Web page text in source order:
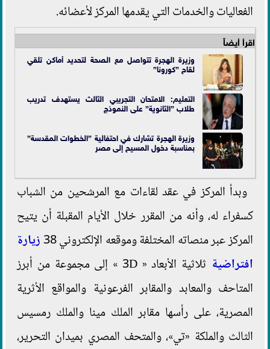
الفعاليات والخدمات التي يقدمها المركز لأعضائه.
اقرأ أيضاً
وزيرة الهجرة تتواصل مع الصحة لتحديد أماكن تلقي
لقاح ”كورونا”
التعليم: الامتحان التجريبي الثالث يستهدف تدريب
طلاب ”الثانوية” على النموذج
وزيرة الهجرة تشارك في احتفالية ”الخطوات المقدسة”
بمناسبة دخول المسيح إلى مصر
وبدأ المركز في عقد لقاءات مع المرشحين من الشباب
كسفراء له، وأنه من المقرر خلال الأيام المقبلة أن يتيح
المركز عبر منصاته المختلفة وموقعه الإلكتروني 38
زيارة
افتراضية
ثلاثية الأبعاد « 3D » إلى مجموعة من أبرز
المتاحف والمعابد والمقابر الفرعونية والمواقع الأثرية
المصرية، على رأسها مقابر الملك مينا والملك رمسيس
الثالث والملكة «تي»، والمتحف المصري بميدان التحرير،